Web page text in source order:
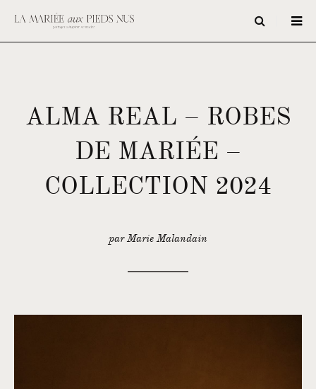
ALMA REAL – ROBES
DE MARIÉE –
COLLECTION 2024
par Marie Malandain